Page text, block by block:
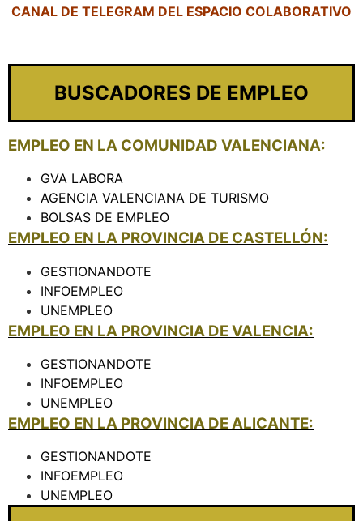
CANAL DE TELEGRAM DEL ESPACIO COLABORATIVO
BUSCADORES DE EMPLEO
EMPLEO EN LA COMUNIDAD VALENCIANA:
GVA LABORA
AGENCIA VALENCIANA DE TURISMO
BOLSAS DE EMPLEO
EMPLEO EN LA PROVINCIA DE CASTELLÓN:
GESTIONANDOTE
INFOEMPLEO
UNEMPLEO
EMPLEO EN LA PROVINCIA DE VALENCIA:
GESTIONANDOTE
INFOEMPLEO
UNEMPLEO
EMPLEO EN LA PROVINCIA DE ALICANTE:
GESTIONANDOTE
INFOEMPLEO
UNEMPLEO